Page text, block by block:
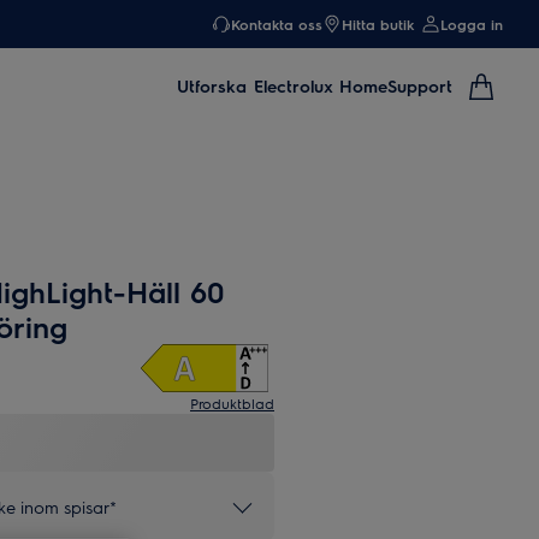
Kontakta oss Hitta butik Logga in
Utforska Electrolux HomeSupport
Häll 60
Produktblad
inom spisar*